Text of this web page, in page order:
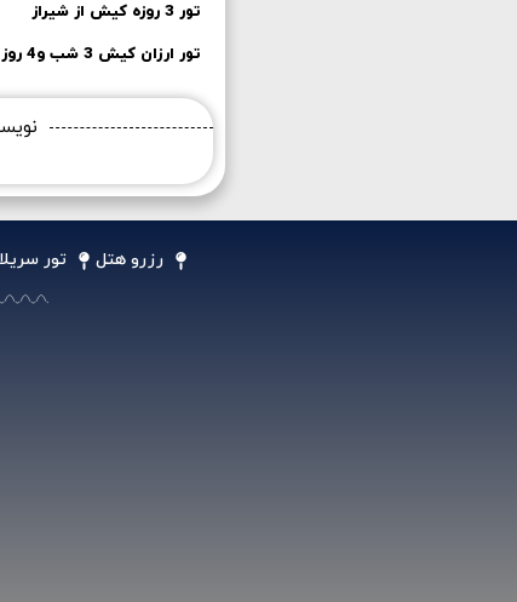
تور 3 روزه کیش از شیراز
تور ارزان کیش 3 شب و4 روز از اصفهان
رزرو هتل تور